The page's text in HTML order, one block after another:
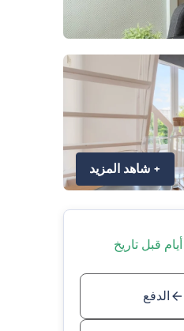
+ شاهد المزيد
سياسة إلغاء مجانية حتى 5 أيام قبل تاريخ
الدفع